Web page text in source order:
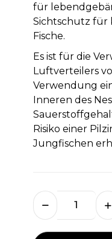
für
Sichtschutz für
Fische.
Es ist für die
Luftverteilers
Verwendung
Inneren des
Risiko einer
Jungfischen